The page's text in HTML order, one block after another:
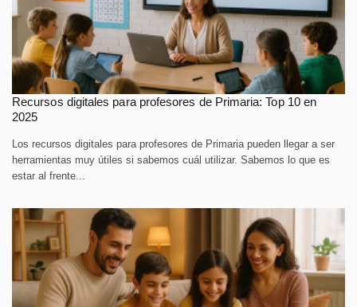
Recursos digitales para profesores de Primaria: Top 10 en
2025
Los recursos digitales para profesores de Primaria pueden llegar a ser
herramientas muy útiles si sabemos cuál utilizar. Sabemos lo que es
estar al frente...